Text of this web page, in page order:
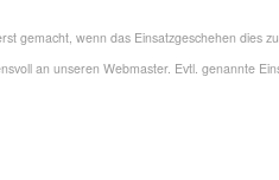
gemacht, wenn das Einsatzgeschehen dies
an unseren Webmaster. Evtl. genannte